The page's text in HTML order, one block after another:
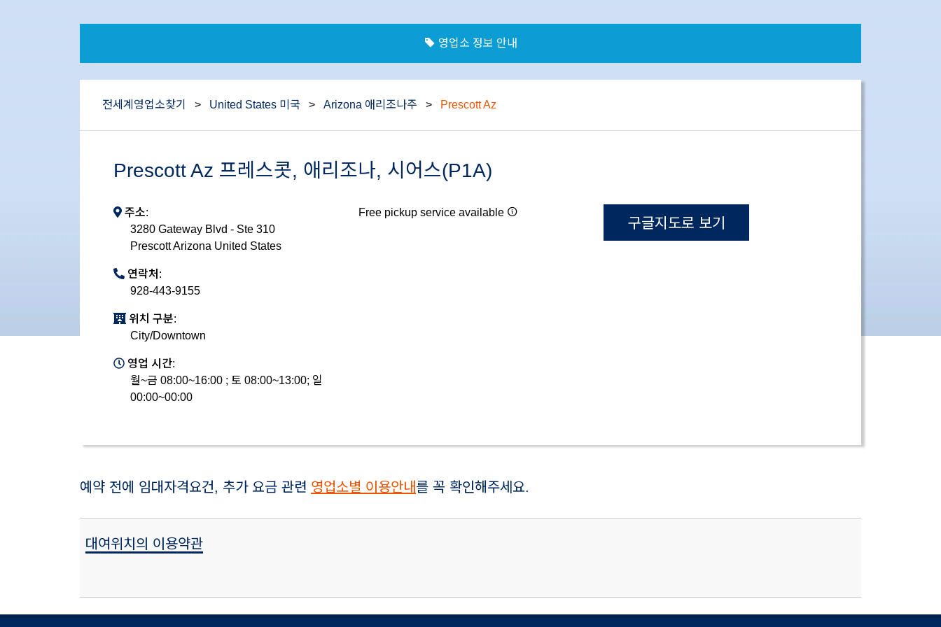
영업소 정보 안내
전세계영업소찾기 > United States 미국 > Arizona 애리조나주 > Prescott Az
Prescott Az 프레스콧, 애리조나, 시어스(P1A)
주소:
3280 Gateway Blvd - Ste 310
Prescott Arizona United States
연락처:
928-443-9155
위치 구분:
City/Downtown
영업 시간:
월~금 08:00~16:00 ; 토 08:00~13:00; 일
00:00~00:00
Free pickup service available
구글지도로 보기
예약 전에 임대자격요건, 추가 요금 관련 영업소별 이용안내를 꼭 확인해주세요.
대여위치의 이용약관